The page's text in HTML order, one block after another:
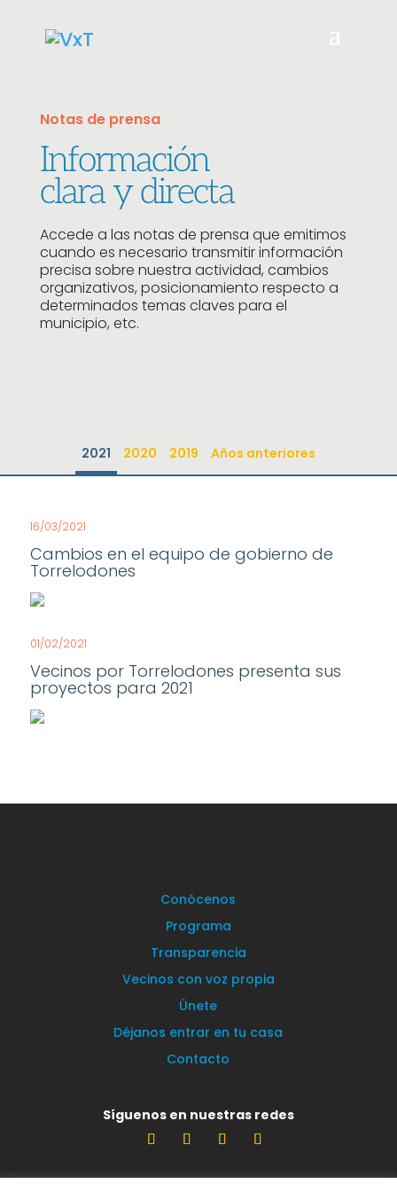
Notas de prensa
Información
clara y directa
Accede a las notas de prensa que emitimos
cuando es necesario transmitir información
precisa sobre nuestra actividad, cambios
organizativos, posicionamiento respecto a
determinados temas claves para el
municipio, etc.
2021 2020 2019 Años anteriores
16/03/2021
Cambios en el equipo de gobierno de
Torrelodones
01/02/2021
Vecinos por Torrelodones presenta sus
proyectos para 2021
Conócenos
Programa
Transparencia
Vecinos con voz propia
Únete
Déjanos entrar en tu casa
Contacto
Síguenos en nuestras redes
Estamos encantados de leerte